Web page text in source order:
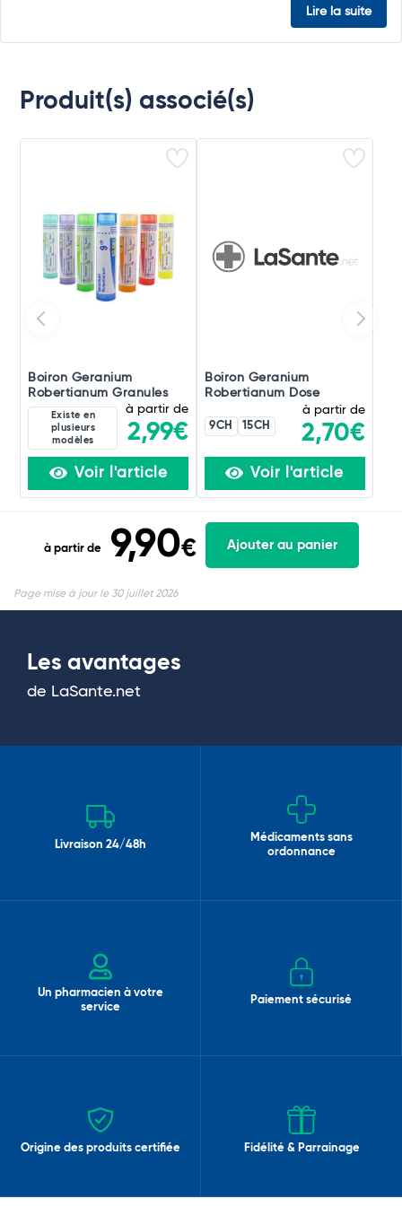
Lire la suite
Produit(s) associé(s)
Boiron Geranium
Robertianum Granules
Existe en
plusieurs
modèles
à partir de
2,99€
Voir l'article
Boiron Geranium
Robertianum Dose
9CH 15CH
à partir de
2,70€
Voir l'article
à partir de 9,90€ Ajouter au panier
Page mise à jour le 30 juillet 2026
Les avantages
de LaSante.net
Livraison 24/48h
Médicaments sans
ordonnance
Un pharmacien à votre
service
Paiement sécurisé
Origine des produits certifiée Fidélité & Parrainage